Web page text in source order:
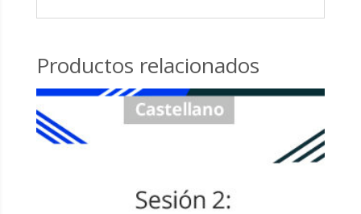
Productos relacionados